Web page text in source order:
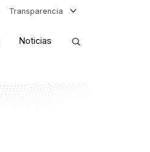
Transparencia
Noticias